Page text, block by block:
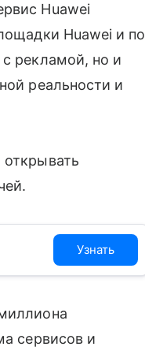
Huawei
Huawei и по
рекламой, но и
реальности и
Узнать
сервисов и